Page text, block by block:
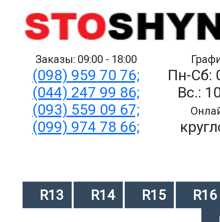
Заказы: 09:00 - 18:00
(098) 959 70 76;
(044) 247 99 86;
(093) 559 09 67;
(099) 974 78 66;
Пн-Сб:
Вс.:
R13 R14 R15
R16